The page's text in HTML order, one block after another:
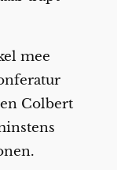
mee
Colbert